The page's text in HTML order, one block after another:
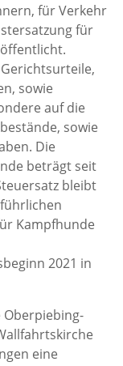
für Verkehr
für
sowie
auf die
sowie
Die
beträgt seit
bleibt
Kampfhunde
2021 in
eine